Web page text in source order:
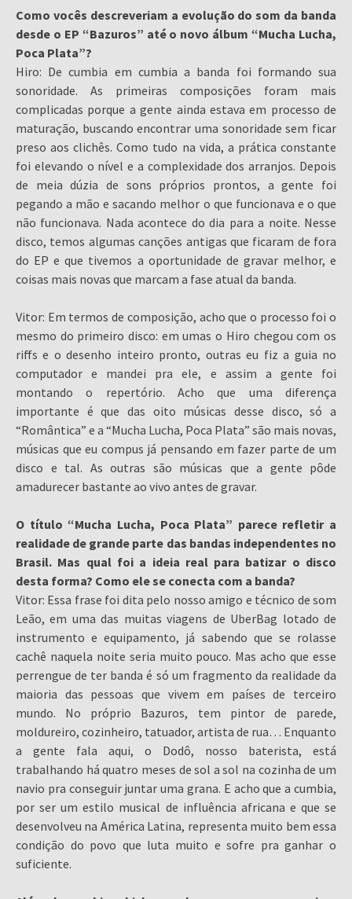
Como vocês descreveriam a evolução do som da banda
desde o EP “Bazuros” até o novo álbum “Mucha Lucha,
Poca Plata”?
Hiro: De cumbia em cumbia a banda foi formando sua
sonoridade. As primeiras composições foram mais
complicadas porque a gente ainda estava em processo de
maturação, buscando encontrar uma sonoridade sem ficar
preso aos clichês. Como tudo na vida, a prática constante
foi elevando o nível e a complexidade dos arranjos. Depois
de meia dúzia de sons próprios prontos, a gente foi
pegando a mão e sacando melhor o que funcionava e o que
não funcionava. Nada acontece do dia para a noite. Nesse
disco, temos algumas canções antigas que ficaram de fora
do EP e que tivemos a oportunidade de gravar melhor, e
coisas mais novas que marcam a fase atual da banda.
Vitor: Em termos de composição, acho que o processo foi o
mesmo do primeiro disco: em umas o Hiro chegou com os
riffs e o desenho inteiro pronto, outras eu fiz a guia no
computador e mandei pra ele, e assim a gente foi
montando o repertório. Acho que uma diferença
importante é que das oito músicas desse disco, só a
“Romântica” e a “Mucha Lucha, Poca Plata” são mais novas,
músicas que eu compus já pensando em fazer parte de um
disco e tal. As outras são músicas que a gente pôde
amadurecer bastante ao vivo antes de gravar.
O título “Mucha Lucha, Poca Plata” parece refletir a
realidade de grande parte das bandas independentes no
Brasil. Mas qual foi a ideia real para batizar o disco
desta forma? Como ele se conecta com a banda?
Vitor: Essa frase foi dita pelo nosso amigo e técnico de som
Leão, em uma das muitas viagens de UberBag lotado de
instrumento e equipamento, já sabendo que se rolasse
cachê naquela noite seria muito pouco. Mas acho que esse
perrengue de ter banda é só um fragmento da realidade da
maioria das pessoas que vivem em países de terceiro
mundo. No próprio Bazuros, tem pintor de parede,
moldureiro, cozinheiro, tatuador, artista de rua… Enquanto
a gente fala aqui, o Dodô, nosso baterista, está
trabalhando há quatro meses de sol a sol na cozinha de um
navio pra conseguir juntar uma grana. E acho que a cumbia,
por ser um estilo musical de influência africana e que se
desenvolveu na América Latina, representa muito bem essa
condição do povo que luta muito e sofre pra ganhar o
suficiente.